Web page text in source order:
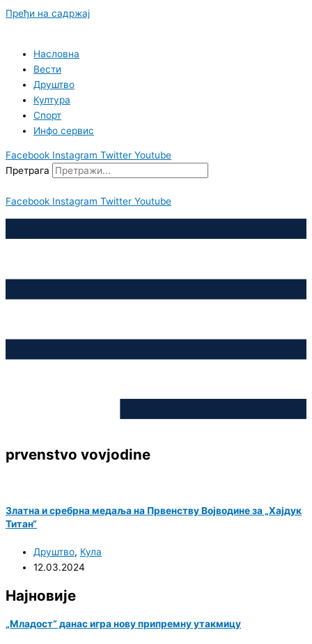
Пређи на садржај
Насловна
Вести
Друштво
Култура
Спорт
Инфо сервис
Facebook Instagram Twitter Youtube
Претрага
Facebook Instagram Twitter Youtube
prvenstvo vovjodine
Златна и сребрна медаља на Првенству Војводине за „Хајдук
Титан“
Друштво, Кула
12.03.2024
Најновије
„Младост“ данас игра нову припремну утакмицу